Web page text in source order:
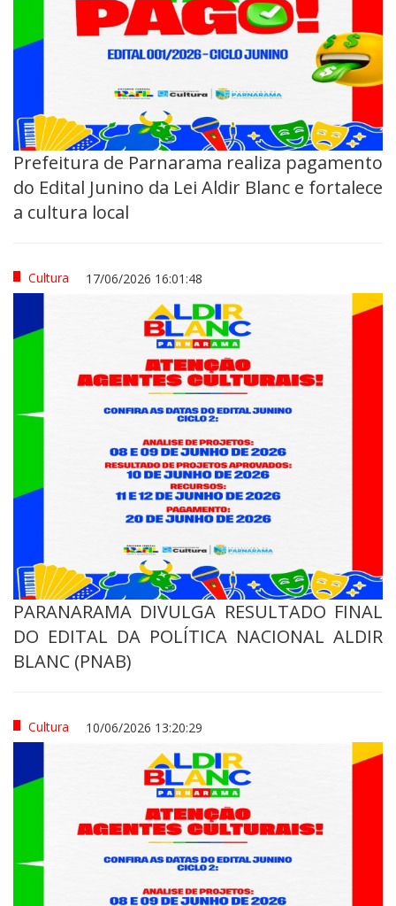
Prefeitura de Parnarama realiza pagamento
do Edital Junino da Lei Aldir Blanc e fortalece
a cultura local
Cultura 17/06/2026 16:01:48
PARANARAMA DIVULGA RESULTADO FINAL
DO EDITAL DA POLÍTICA NACIONAL ALDIR
BLANC (PNAB)
Cultura 10/06/2026 13:20:29